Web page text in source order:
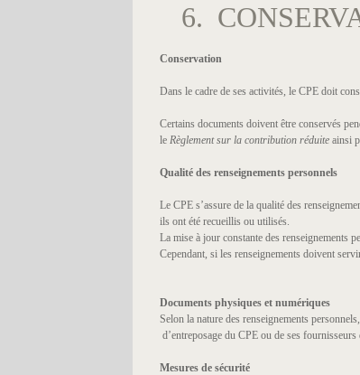
6.
Conservation
Dans le cadre de ses activités, le CPE doit
Certains documents doivent être conservés
le Règlement sur la contribution réduite ainsi
Qualité des renseignements personnels
Le CPE s’assure de la qualité des
ils ont été recueillis ou utilisés.
La mise à jour constante des renseignements
Cependant, si les renseignements doivent
Documents physiques et numériques
Selon la nature des renseignements
d’entreposage du CPE ou de ses fournisseurs
Mesures de sécurité